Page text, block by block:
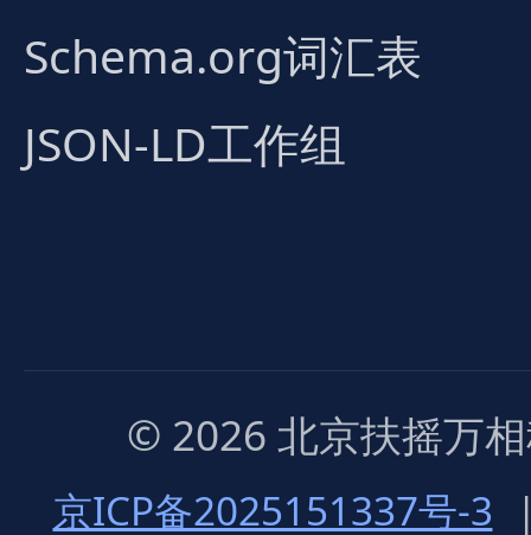
Schema.org词汇表
JSON-LD工作组
© 2026 北京扶摇万
京ICP备2025151337号-3